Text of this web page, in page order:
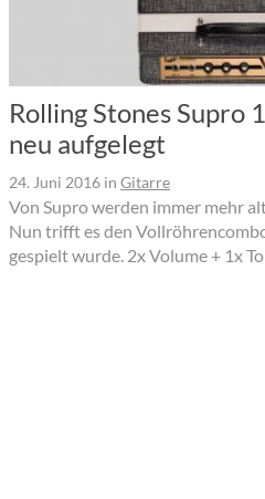
Rolling Stones Supro
neu aufgelegt
24. Juni 2016 in Gitarre
Von Supro werden immer mehr
Nun trifft es den
gespielt wurde. 2x Volume + 1x